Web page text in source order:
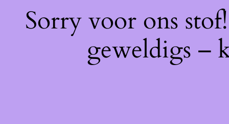
Sorry voor ons
geweldigs –